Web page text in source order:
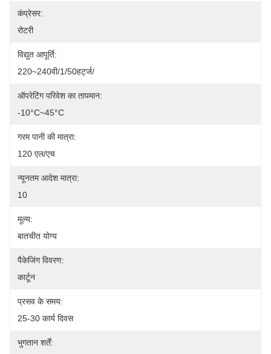
कंप्रेसर:
रोटरी
विद्युत आपूर्ति:
220~240वी/1/50हर्ट्ज/
ऑपरेटिंग परिवेश का तापमान:
-10°C~45°C
गरम पानी की मात्रा:
120 एल/एच
न्यूनतम आदेश मात्रा:
10
मूल्य:
बातचीत योग्य
पैकेजिंग विवरण:
कार्टून
प्रसव के समय:
25-30 कार्य दिवस
भुगतान शर्तें: